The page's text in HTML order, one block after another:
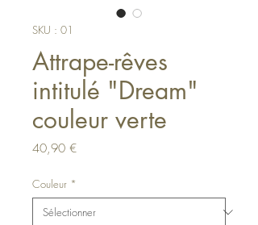
SKU : 01
Attrape-rêves
intitulé "Dream"
couleur verte
40,90 €Prix
Couleur *